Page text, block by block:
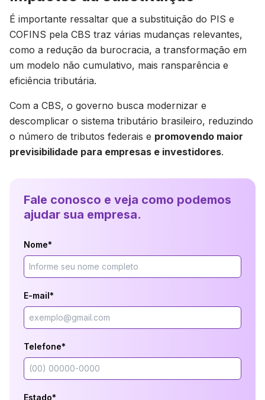
É importante ressaltar que a substituição do PIS e
COFINS pela CBS traz várias mudanças relevantes,
como a redução da burocracia, a transformação em
um modelo não cumulativo, mais ransparência e
eficiência tributária.
Com a CBS, o governo busca modernizar e
descomplicar o sistema tributário brasileiro, reduzindo
o número de tributos federais e promovendo maior
previsibilidade para empresas e investidores.
Fale conosco e veja como podemos
ajudar sua empresa.
Nome*
E-mail*
Telefone*
Estado*